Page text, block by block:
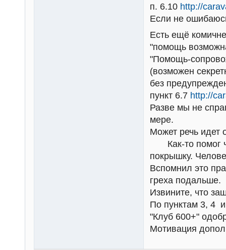
п. 6.10 http://
Если не
Есть ещё
"помощь
"Помощь-
(возможен
без
пункт 6.7 http://
Разве мы не
мере.
Может речь идет
Как-то помог
покрышку.
Вспомнил это
греха подальше.
Извините, что
По пунктам 3, 4
"Клуб 600+"
Мотивация